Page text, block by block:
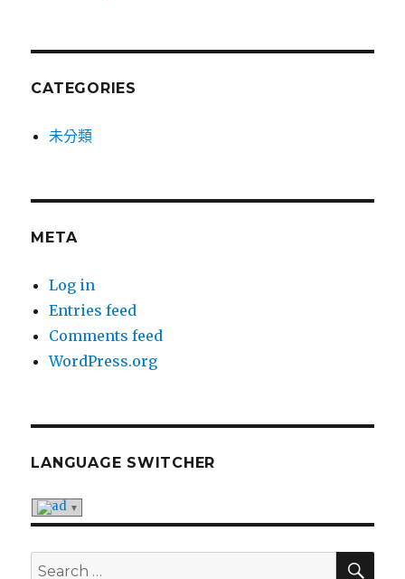
CATEGORIES
未分類
META
Log in
Entries feed
Comments feed
WordPress.org
LANGUAGE SWITCHER
Search